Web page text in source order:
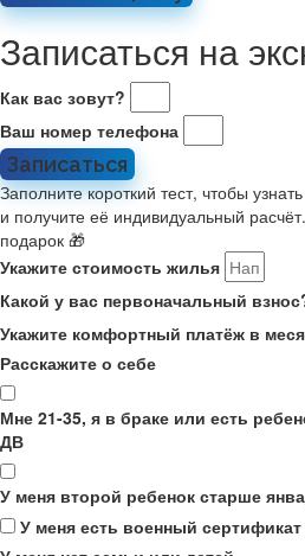
Записаться на
Как вас зовут?
Ваш номер телефона
Записаться
Заполните короткий тест, чтобы
и получите её индивидуальный
подарок 🎁
Укажите стоимость жилья
Какой у вас первоначальный
Укажите комфортный платёж в
Расскажите о себе
Мне 21-35, я в браке или есть
ДВ
У меня второй ребенок старше
У меня есть военный сертификат